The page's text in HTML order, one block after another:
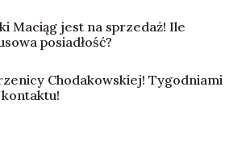
Maciąg jest na sprzedaż! Ile
posiadłość?
Chodakowskiej! Tygodniami
kontaktu!